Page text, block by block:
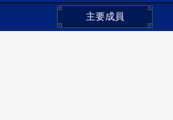
主要成員